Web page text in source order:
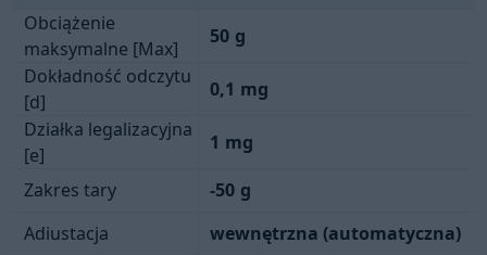
Obciążenie
maksymalne [Max]
50 g
Dokładność odczytu
[d]
0,1 mg
Działka legalizacyjna
[e]
1 mg
Zakres tary -50 g
Adiustacja
wewnętrzna (automatyczna)